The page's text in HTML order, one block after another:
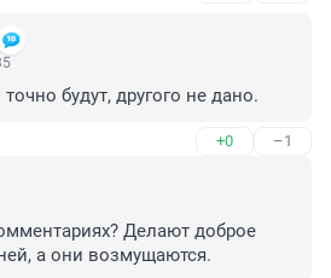
точно будут, другого не дано.
+0 –1
Делают доброе
а они возмущаются.